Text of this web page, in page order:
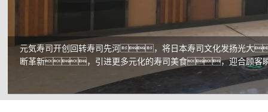
元気寿司开创回转寿司先河，将日本寿司文化发扬光大
断革新，引进更多元化的寿司美食，迎合顾客